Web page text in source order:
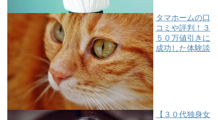
タマホームの口
コミや評判！３
５０万値引きに
成功した体験談
【３０代独身女